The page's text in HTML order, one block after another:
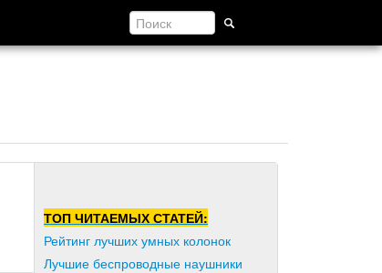
ТОП ЧИТАЕМЫХ СТАТЕЙ:
Рейтинг лучших умных колонок
Лучшие беспроводные наушники